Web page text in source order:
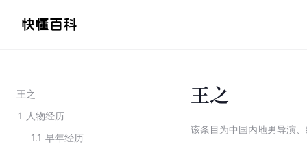
王之
1 人物经历
1.1 早年经历
王之
该条目为中国内地男导演